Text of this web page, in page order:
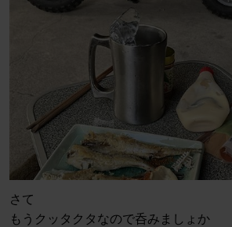
さて
もうクッタクタなので呑みましょか